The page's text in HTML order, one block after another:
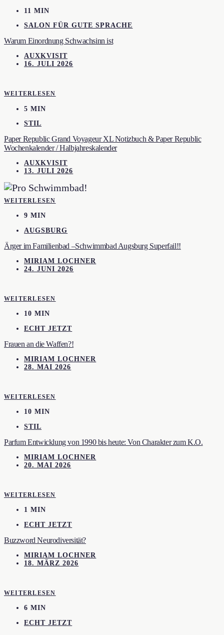
11 MIN
SALON FÜR GUTE SPRACHE
Warum Einordnung Schwachsinn ist
AUXKVISIT
16. JULI 2026
WEITERLESEN
5 MIN
STIL
Paper Republic Grand Voyageur XL Notizbuch & Paper Republic
Wochenkalender / Halbjahreskalender
AUXKVISIT
13. JULI 2026
WEITERLESEN
9 MIN
AUGSBURG
Ärger im Familienbad –Schwimmbad Augsburg Superfail!!
MIRIAM LOCHNER
24. JUNI 2026
WEITERLESEN
10 MIN
ECHT JETZT
Frauen an die Waffen?!
MIRIAM LOCHNER
28. MAI 2026
WEITERLESEN
10 MIN
STIL
Parfum Entwicklung von 1990 bis heute: Von Charakter zum K.O.
MIRIAM LOCHNER
20. MAI 2026
WEITERLESEN
1 MIN
ECHT JETZT
Buzzword Neurodiversität?
MIRIAM LOCHNER
18. MÄRZ 2026
WEITERLESEN
6 MIN
ECHT JETZT